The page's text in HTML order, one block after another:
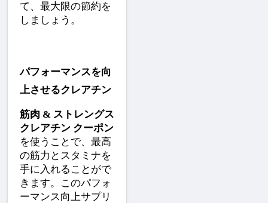
て、最大限の節約を
しましょう。
パフォーマンスを向
上させるクレアチン
筋肉 & ストレングス
クレアチン クーポン
を使うことで、最高
の筋力とスタミナを
手に入れることがで
きます。このパフォ
ーマンス向上サプリ